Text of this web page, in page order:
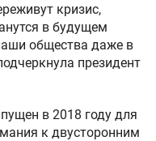
кризис,
в будущем
общества даже в
президент
в 2018 году для
к двусторонним